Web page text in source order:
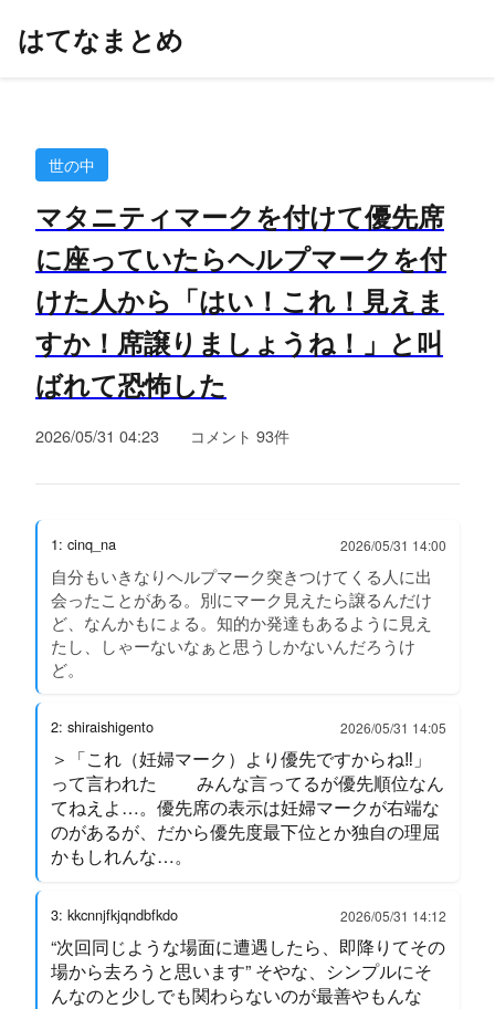
はてなまとめ
世の中
マタニティマークを付けて優先席
に座っていたらヘルプマークを付
けた人から「はい！これ！見えま
すか！席譲りましょうね！」と叫
ばれて恐怖した
2026/05/31 04:23 コメント 93件
1: cinq_na 2026/05/31 14:00
自分もいきなりヘルプマーク突きつけてくる人に出
会ったことがある。別にマーク見えたら譲るんだけ
ど、なんかもにょる。知的か発達もあるように見え
たし、しゃーないなぁと思うしかないんだろうけ
ど。
2: shiraishigento 2026/05/31 14:05
＞「これ（妊婦マーク）より優先ですからね‼️」
って言われた みんな言ってるが優先順位なん
てねえよ…。優先席の表示は妊婦マークが右端な
のがあるが、だから優先度最下位とか独自の理屈
かもしれんな…。
3: kkcnnjfkjqndbfkdo 2026/05/31 14:12
“次回同じような場面に遭遇したら、即降りてその
場から去ろうと思います” そやな、シンプルにそ
んなのと少しでも関わらないのが最善やもんな